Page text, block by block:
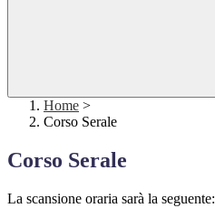
Home >
Corso Serale
Corso Serale
La scansione oraria sarà la seguente: